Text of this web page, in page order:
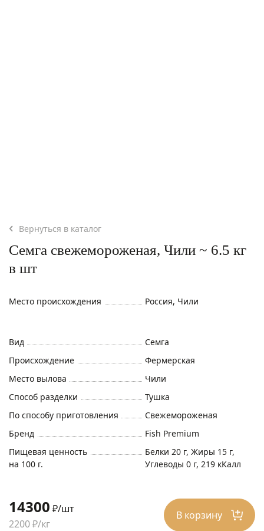
Вернуться в каталог
Семга свежемороженая, Чили ~ 6.5 кг
в шт
Место происхождения Россия, Чили
Вид
Семга
Происхождение
Фермерская
Место вылова
Чили
Способ разделки
Тушка
По способу приготовления
Свежемороженая
Бренд
Fish Premium
Пищевая ценность
на 100 г.
Белки 20 г, Жиры 15 г,
Углеводы 0 г, 219 кКалл
14300 ₽/шт
2200 ₽/кг
В корзину